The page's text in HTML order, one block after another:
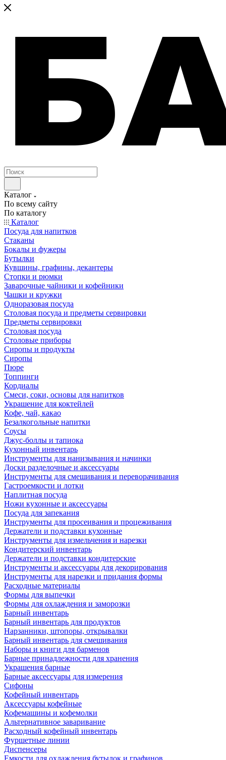
Каталог
По всему сайту
По каталогу
Каталог
Посуда для напитков
Стаканы
Бокалы и фужеры
Бутылки
Кувшины, графины, декантеры
Стопки и рюмки
Заварочные чайники и кофейники
Чашки и кружки
Одноразовая посуда
Столовая посуда и предметы сервировки
Предметы сервировки
Столовая посуда
Столовые приборы
Сиропы и продукты
Сиропы
Пюре
Топпинги
Кордиалы
Смеси, соки, основы для напитков
Украшение для коктейлей
Кофе, чай, какао
Безалкогольные напитки
Соусы
Джус-боллы и тапиока
Кухонный инвентарь
Инструменты для нанизывания и начинки
Доски разделочные и аксессуары
Инструменты для смешивания и переворачивания
Гастроемкости и лотки
Наплитная посуда
Ножи кухонные и аксессуары
Посуда для запекания
Инструменты для просеивания и процеживания
Держатели и подставки кухонные
Инструменты для измельчения и нарезки
Кондитерский инвентарь
Держатели и подставки кондитерские
Инструменты и аксессуары для декорирования
Инструменты для нарезки и придания формы
Расходные материалы
Формы для выпечки
Формы для охлаждения и заморозки
Барный инвентарь
Барный инвентарь для продуктов
Нарзанники, штопоры, открывалки
Барный инвентарь для смешивания
Наборы и книги для барменов
Барные принадлежности для хранения
Украшения барные
Барные аксессуары для измерения
Сифоны
Кофейный инвентарь
Аксессуары кофейные
Кофемашины и кофемолки
Альтернативное заваривание
Расходный кофейный инвентарь
Фуршетные линии
Диспенсеры
Емкости для охлаждения бутылок и графинов